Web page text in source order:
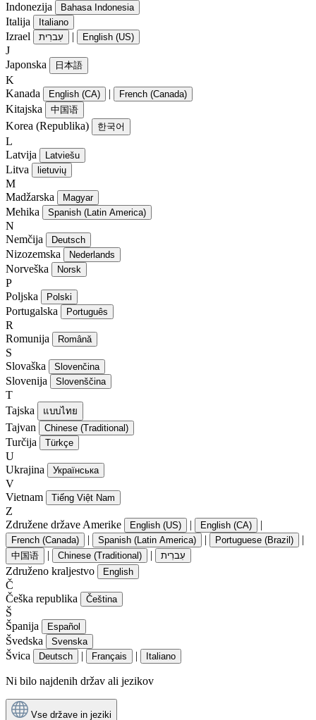
Indonezija
Bahasa Indonesia
Italija Italiano
Izrael עִברִית | English (US)
J
Japonska
日本語
K
Kanada
English (CA) | French (Canada)
Kitajska 中国语
Korea (Republika) 한국어
L
Latvija
Latviešu
Litva lietuvių
M
Madžarska
Magyar
Mehika Spanish (Latin America)
N
Nemčija
Deutsch
Nizozemska Nederlands
Norveška Norsk
P
Poljska
Polski
Portugalska Português
R
Romunija
Română
S
Slovaška
Slovenčina
Slovenija Slovenščina
T
Tajska
แบบไทย
Tajvan Chinese (Traditional)
Turčija Türkçe
U
Ukrajina
Українська
V
Vietnam
Tiếng Việt Nam
Z
Združene države Amerike
English (US) | English (CA) |
French (Canada) | Spanish (Latin America) | Portuguese (Brazil) |
中国语 | Chinese (Traditional) | עִברִית
Združeno kraljestvo English
Č
Češka republika
Čeština
Š
Španija
Español
Švedska Svenska
Švica Deutsch | Français | Italiano
Ni bilo najdenih držav ali jezikov
Vse države in jeziki